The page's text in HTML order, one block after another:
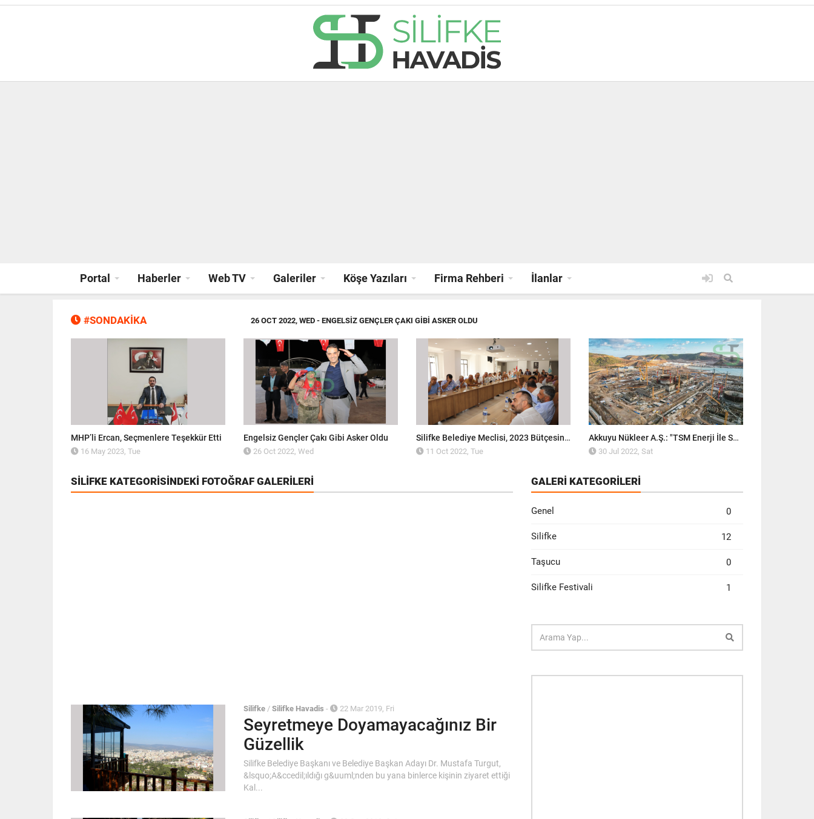
Portal Haberler Web TV Galeriler Köşe Yazıları Firma Rehberi İlanlar
#SONDAKİKA 26 OCT 2022, WED - ENGELSIZ GENÇLER ÇAKI GIBI ASKER OLDU
MHP’li Ercan, Seçmenlere Teşekkür Etti
16 May 2023, Tue
Engelsiz Gençler Çakı Gibi Asker Oldu
26 Oct 2022, Wed
Silifke Belediye Meclisi, 2023 Bütçesini Onayladı!
11 Oct 2022, Tue
Akkuyu Nükleer A.Ş.: "TSM Enerji İle Sözleşme İmzalandı"
30 Jul 2022, Sat
SILIFKE KATEGORISINDEKI FOTOĞRAF GALERILERI
Silifke / Silifke Havadis - 22 Mar 2019, Fri
Seyretmeye Doyamayacağınız Bir
Güzellik
Silifke Belediye Başkanı ve Belediye Başkan Adayı Dr. Mustafa Turgut,
&lsquo;A&ccedil;ıldığı g&uuml;nden bu yana binlerce kişinin ziyaret ettiği
Kal...
GALERİ KATEGORİLERİ
Genel 0
Silifke 12
Taşucu 0
Silifke Festivali 1